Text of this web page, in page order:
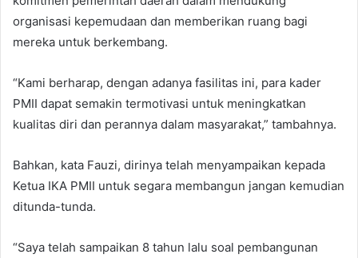
organisasi kepemudaan dan memberikan ruang bagi
mereka untuk berkembang.
“Kami berharap, dengan adanya fasilitas ini, para kader
PMII dapat semakin termotivasi untuk meningkatkan
kualitas diri dan perannya dalam masyarakat,” tambahnya.
Bahkan, kata Fauzi, dirinya telah menyampaikan kepada
Ketua IKA PMII untuk segara membangun jangan kemudian
ditunda-tunda.
“Saya telah sampaikan 8 tahun lalu soal pembangunan